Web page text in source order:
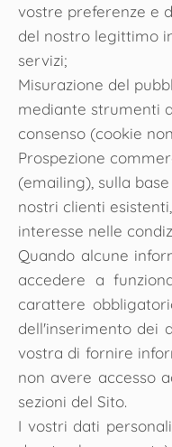
vostre preferenze e
del nostro legittimo
servizi;
Misurazione del
mediante strumenti
consenso (cookie
Prospezione
(emailing), sulla
nostri clienti
interesse nelle
Quando alcune
accedere a
carattere
dell'inserimento dei
vostra di fornire
non avere accesso
sezioni del Sito.
I vostri dati